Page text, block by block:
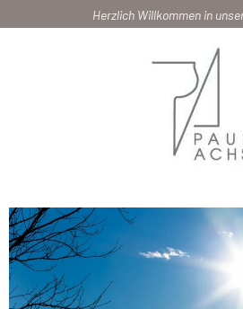
Herzlich Willkommen in